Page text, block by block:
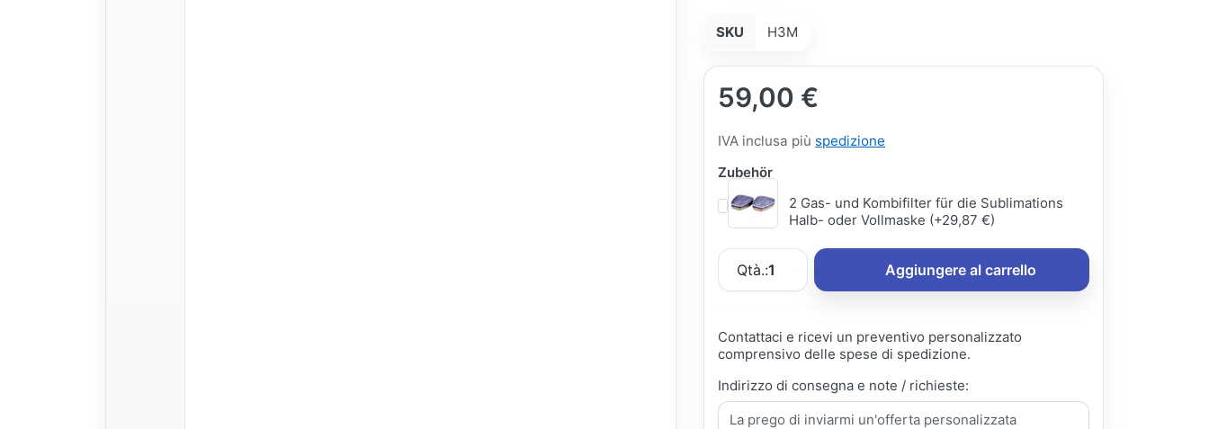
SKU H3M
59,00 €
IVA inclusa più spedizione
Zubehör
2 Gas- und Kombifilter für die Sublimations
Halb- oder Vollmaske (+29,87 €)
Qtà.:1 Aggiungere al carrello
Contattaci e ricevi un preventivo personalizzato
comprensivo delle spese di spedizione.
Indirizzo di consegna e note / richieste: